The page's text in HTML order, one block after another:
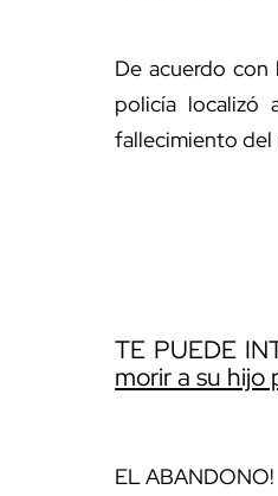
De acuerdo
policía localizó
fallecimiento del
TE PUEDE
morir a su hijo
EL ABANDONO!